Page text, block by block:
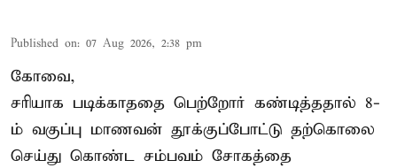
Published on: 07 Aug 2026, 2:38 pm
கோவை,
சரியாக படிக்காததை பெற்றோர் கண்டித்ததால் 8-
ம் வகுப்பு மாணவன் தூக்குப்போட்டு தற்கொலை
செய்து கொண்ட சம்பவம் சோகத்தை